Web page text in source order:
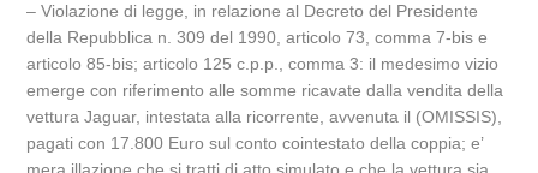
– Violazione di legge, in relazione al Decreto del Presidente
della Repubblica n. 309 del 1990, articolo 73, comma 7-bis e
articolo 85-bis; articolo 125 c.p.p., comma 3: il medesimo vizio
emerge con riferimento alle somme ricavate dalla vendita della
vettura Jaguar, intestata alla ricorrente, avvenuta il (OMISSIS),
pagati con 17.800 Euro sul conto cointestato della coppia; e’